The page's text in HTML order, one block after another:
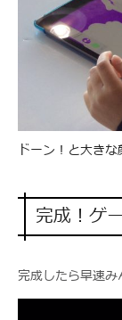
ドーン！と大き
完成！ゲ
完成したら早速み